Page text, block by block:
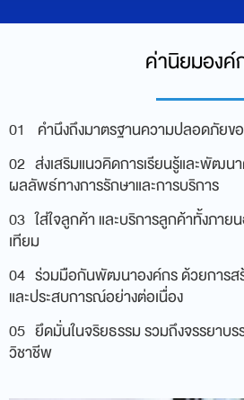
ค่านิยมองค์
01 คำนึงถึงมาตรฐานความปลอดภัยขอ
02 ส่งเสริมแนวคิดการเรียนรู้และพัฒนา
ผลลัพธ์ทางการรักษาและการบริการ
03 ใส่ใจลูกค้า และบริการลูกค้าทั้งภายน
เทียม
04 ร่วมมือกันพัฒนาองค์กร ด้วยการสร้
และประสบการณ์อย่างต่อเนื่อง
05 ยึดมั่นในจริยธรรม รวมถึงจรรยาบร
วิชาชีพ